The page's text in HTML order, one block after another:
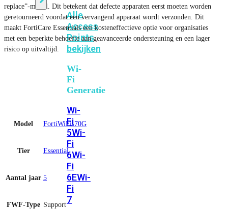
Alle
Access
Points
bekijken
Wi-
Fi
Generatie
Wi-
Fi
5Wi-
Fi
6Wi-
Fi
6EWi-
Fi
7
replace”-model. Dit betekent dat defecte apparaten eerst moeten worden
geretourneerd voordat een vervangend apparaat wordt verzonden. Dit
maakt FortiCare Essentials een kosteneffectieve optie voor organisaties
met een beperkte behoefte aan geavanceerde ondersteuning en een lager
risico op uitvaltijd.
Model FortiWiFi-70G
Tier Essential
Aantal jaar 5
FWF-Type Support